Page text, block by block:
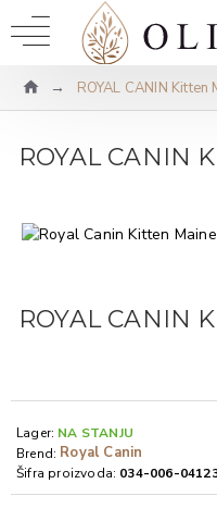
ROYAL CANIN
ROYAL CANIN
ROYAL CANIN
Lager: NA STANJU
Brend: Royal Canin
Šifra proizvoda: 034-006-